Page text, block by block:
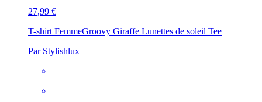
27,99 €
T-shirt FemmeGroovy Giraffe Lunettes de soleil Tee
Par Stylishlux